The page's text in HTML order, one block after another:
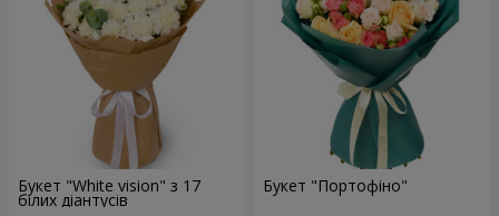
Букет "White vision" з 17
білих діантусів
Букет "Портофіно"